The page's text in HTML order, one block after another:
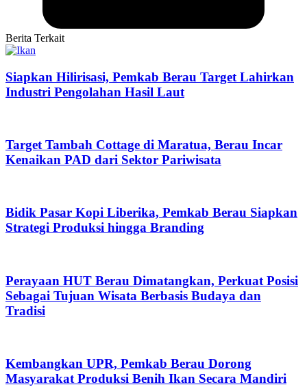
Berita Terkait
Siapkan Hilirisasi, Pemkab Berau Target Lahirkan
Industri Pengolahan Hasil Laut
Target Tambah Cottage di Maratua, Berau Incar
Kenaikan PAD dari Sektor Pariwisata
Bidik Pasar Kopi Liberika, Pemkab Berau Siapkan
Strategi Produksi hingga Branding
Perayaan HUT Berau Dimatangkan, Perkuat Posisi
Sebagai Tujuan Wisata Berbasis Budaya dan
Tradisi
Kembangkan UPR, Pemkab Berau Dorong
Masyarakat Produksi Benih Ikan Secara Mandiri